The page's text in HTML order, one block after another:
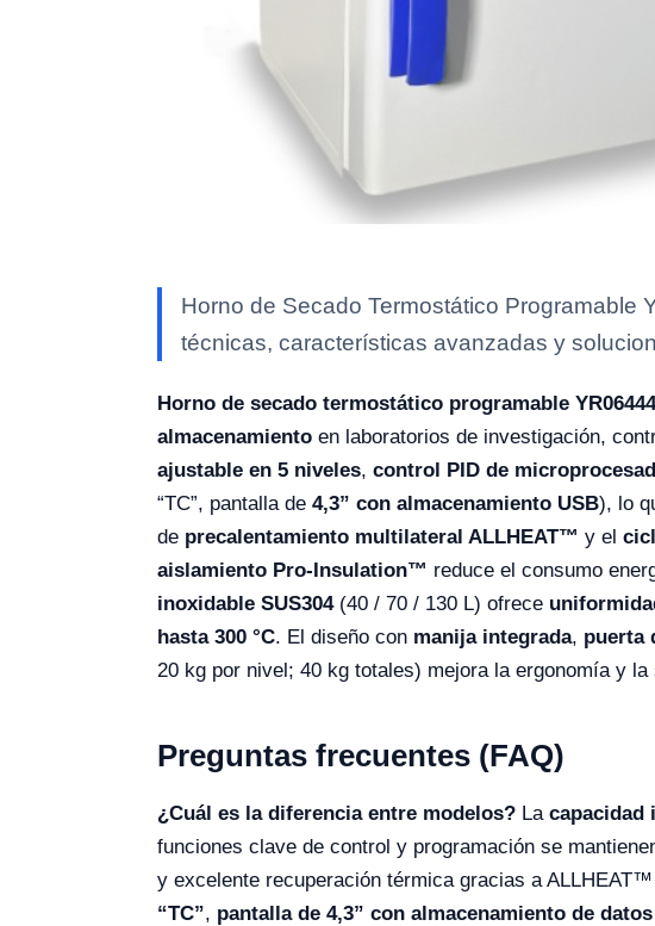
Horno de Secado Termostático
técnicas, características avanzadas y
Horno de secado termostático programable
almacenamiento en laboratorios de investigación,
ajustable en 5 niveles, control PID de
“TC”, pantalla de 4,3” con almacenamiento USB), lo
de precalentamiento multilateral ALLHEAT™ y el
aislamiento Pro-Insulation™ reduce el consumo
inoxidable SUS304(40 / 70 / 130 L) ofrece
hasta 300 °C. El diseño con manija integrada, puerta
20 kg por nivel; 40 kg totales) mejora la ergonomía y
Preguntas frecuentes (FAQ)
¿Cuál es la diferencia entre modelos? La capacidad
funciones clave de control y programación se
y excelente recuperación térmica gracias a
“TC”, pantalla de 4,3” con almacenamiento de